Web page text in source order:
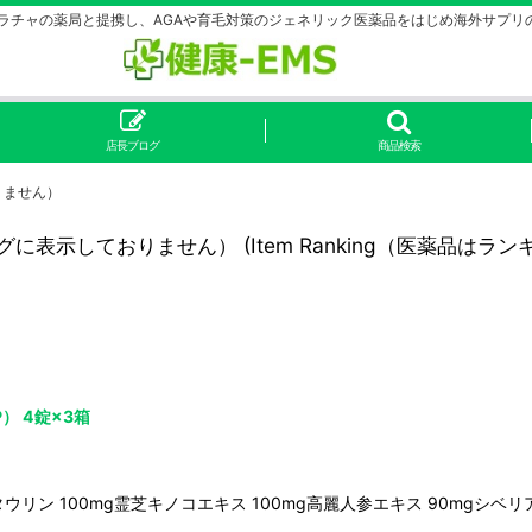
チャの薬局と提携し、AGAや育毛対策のジェネリック医薬品をはじめ海外サプ
店長ブログ 商品検索
せん）
表示しておりません） (Item Ranking（医薬品はラン
） 4錠×3箱
リン 100mg霊芝キノコエキス 100mg高麗人参エキス 90mgシベリ